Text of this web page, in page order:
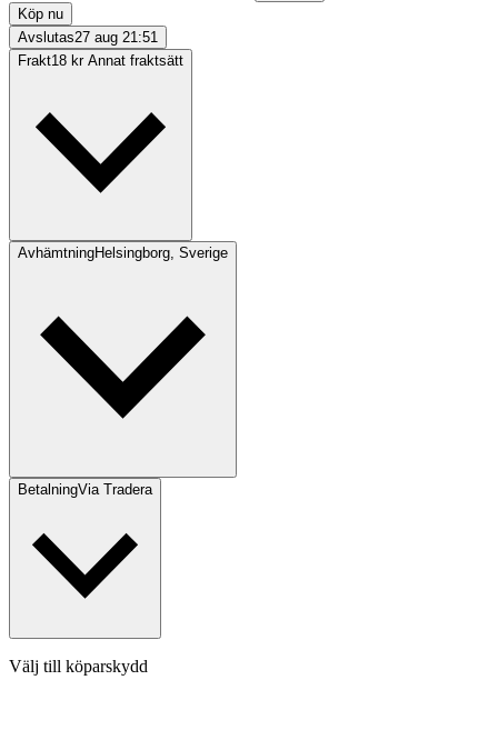
Köp nu
Avslutas27 aug 21:51
Frakt18 kr Annat fraktsätt
AvhämtningHelsingborg, Sverige
BetalningVia Tradera
Välj till köparskydd